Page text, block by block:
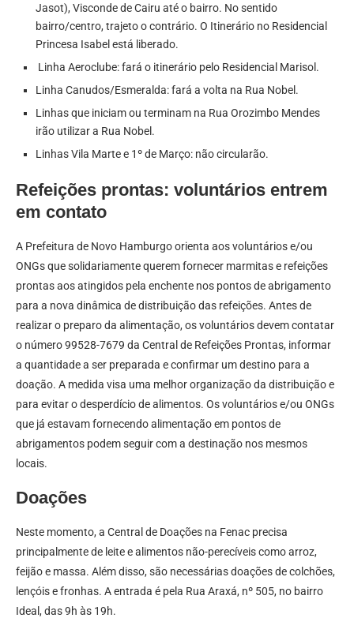
Jasot), Visconde de Cairu até o bairro. No sentido
bairro/centro, trajeto o contrário. O Itinerário no Residencial
Princesa Isabel está liberado.
Linha Aeroclube: fará o itinerário pelo Residencial Marisol.
Linha Canudos/Esmeralda: fará a volta na Rua Nobel.
Linhas que iniciam ou terminam na Rua Orozimbo Mendes
irão utilizar a Rua Nobel.
Linhas Vila Marte e 1º de Março: não circularão.
Refeições prontas: voluntários entrem
em contato
A Prefeitura de Novo Hamburgo orienta aos voluntários e/ou
ONGs que solidariamente querem fornecer marmitas e refeições
prontas aos atingidos pela enchente nos pontos de abrigamento
para a nova dinâmica de distribuição das refeições. Antes de
realizar o preparo da alimentação, os voluntários devem contatar
o número 99528-7679 da Central de Refeições Prontas, informar
a quantidade a ser preparada e confirmar um destino para a
doação. A medida visa uma melhor organização da distribuição e
para evitar o desperdício de alimentos. Os voluntários e/ou ONGs
que já estavam fornecendo alimentação em pontos de
abrigamentos podem seguir com a destinação nos mesmos
locais.
Doações
Neste momento, a Central de Doações na Fenac precisa
principalmente de leite e alimentos não-perecíveis como arroz,
feijão e massa. Além disso, são necessárias doações de colchões,
lençóis e fronhas. A entrada é pela Rua Araxá, nº 505, no bairro
Ideal, das 9h às 19h.